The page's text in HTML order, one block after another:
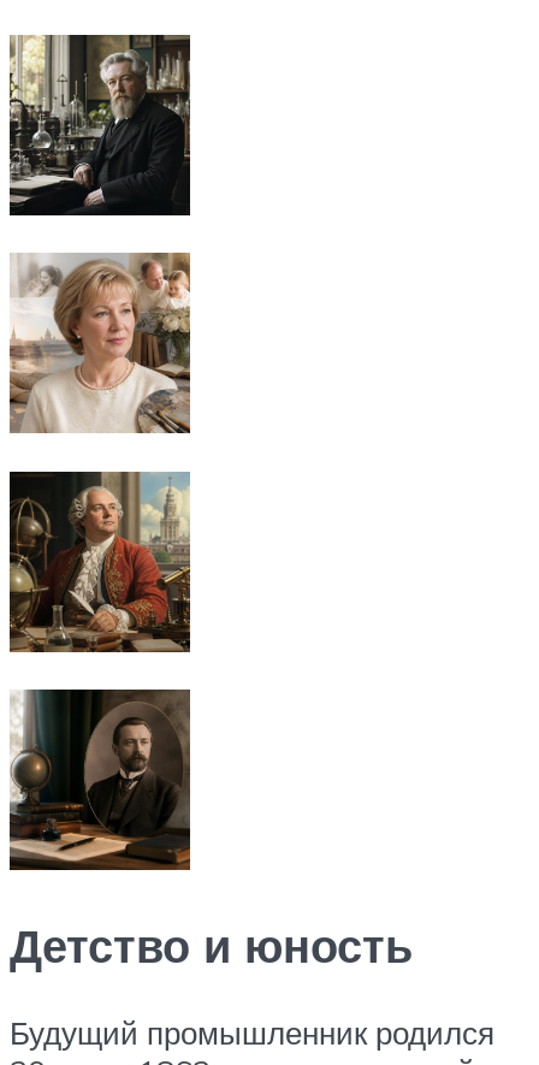
Детство и юность
Будущий промышленник родился